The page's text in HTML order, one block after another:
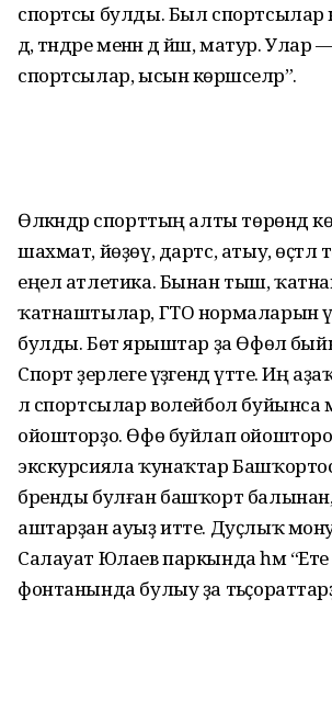
спортсы булды. Был спортсылар
дә, тәндәре менән дә йәш, матур.
спортсылар, ысын көрәшселәр”.
Өлкәндәр спорттың алты төрөндә
шахмат, йөҙөү, дартс, атыу, өҫтәл
еңел атлетика. Бынан тыш,
ҡатнаштылар, ГТО нормаларын
булды. Бөтә ярыштар ҙа Өфөлә
Спорт әҙерлеге үҙәгендә үтте. Иң
лә спортсылар волейбол буйынса
ойошторҙо. Өфө буйлап
экскурсияла ҡунаҡтар
бренды булған башҡорт
аштарҙан ауыҙ итте. Дуҫлыҡ
Салауат Юлаев паркында һәм
фонтанында булыу ҙа